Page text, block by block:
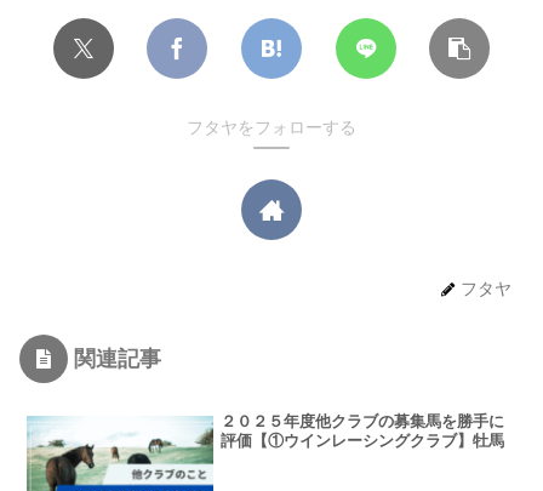
フタヤをフォローする
フタヤ
関連記事
２０２５年度他クラブの募集馬を勝手に
評価【①ウインレーシングクラブ】牡馬